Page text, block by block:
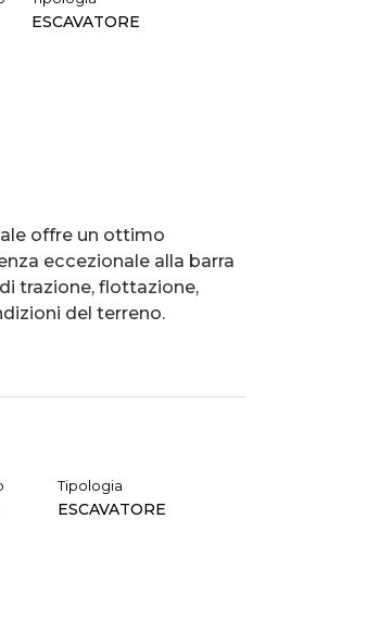
ESCAVATORE
offre un ottimo
eccezionale alla barra
trazione, flottazione,
del terreno.
Tipologia
ESCAVATORE